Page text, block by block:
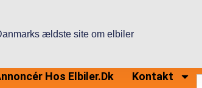
ældste site om elbiler
Hos Elbiler.dk Kontakt